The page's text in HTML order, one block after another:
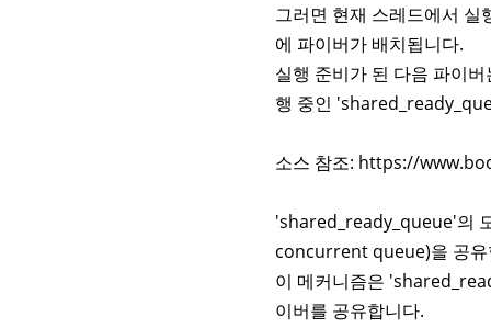
그러면 현재 스레드에서
에 파이버가 배치됩니다.
실행 준비가 된 다음 파이
행 중인
소스 참조: https://
'shared_ready_queue'의
concurrent queue)을 공유
이 메커니즘은
이버를 공유합니다.